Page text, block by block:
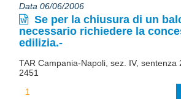
Data 06/06/2006
Se per la chiusura di un
necessario richiedere la
edilizia.-
TAR Campania-Napoli, sez. IV, sentenza
2451